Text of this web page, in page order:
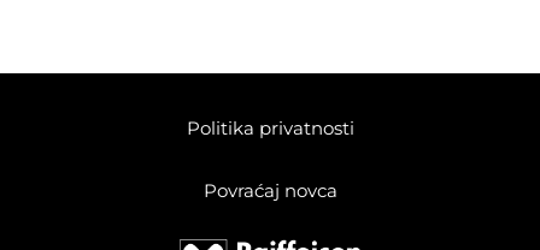
Politika privatnosti
Povraćaj novca